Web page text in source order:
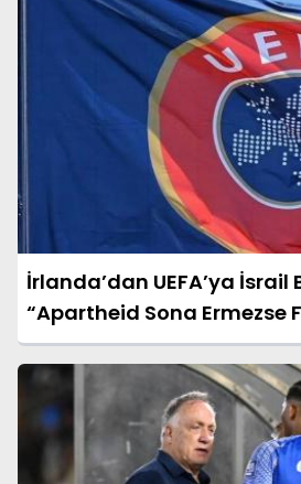
İrlanda’dan UEFA’ya İsrail
“Apartheid Sona Ermezse
Edilsin”